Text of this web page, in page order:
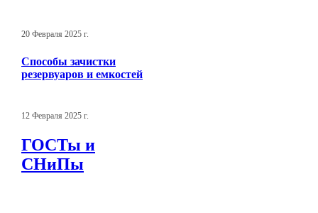
20 Февраля 2025 г.
Способы зачистки
резервуаров и емкостей
12 Февраля 2025 г.
ГОСТы и
СНиПы